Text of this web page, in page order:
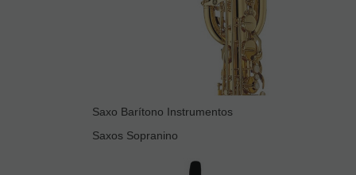
Saxo Barítono Instrumentos
Saxos Sopranino